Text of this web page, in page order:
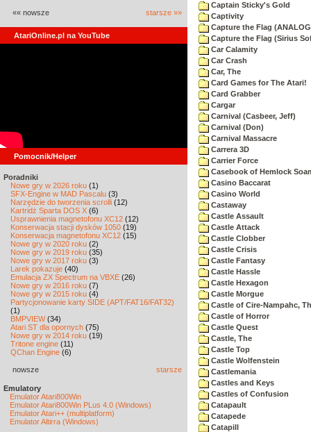
«« nowsze starsze »»
AtariOnline.pl na YouTube
Pomocnik/Helper
Poradniki
Nowe gry w 2026 roku (1)
SFX-Engine w MAD Pascalu (3)
Narzędzie do tworzenia scrolli (12)
Kartridż Sparta DOS X (6)
Usprawnienia magnetofonu XC12 (12)
Konserwacja stacji dysków 1050 (19)
Konserwacja magnetofonu XC12 (15)
Nowe gry w 2020 roku (2)
Nowe gry w 2019 roku (35)
Nowe gry w 2017 roku (3)
Larek pokazuje (40)
Emulacja ZX Spectrum na VBXE (26)
Nowe gry w 2016 roku (7)
Nowe gry w 2015 roku (4)
Partycjonowanie karty SIDE (APT/FAT16/FAT32)
(1)
BMPVIEW(34)
Atari ST dla opornych (75)
Nowe gry w 2014 roku (19)
Tritone engine (11)
QChan Engine (6)
nowsze starsze
Emulatory
Emulator Atari800Win
Emulator Atari800Win PLus 4.0 (Windows)
Emulator Atari++ (multiplatform)
Emulator Altirra (Windows)
Captain Sticky's Gold
Captivity
Capture the Flag
Capture the Flag (Sirius
Car Calamity
Car Crash
Car, The
Card Games for The Atari!
Card Grabber
Cargar
Carnival (Casbeer, Jeff)
Carnival (Don)
Carnival Massacre
Carrera 3D
Carrier Force
Casebook of Hemlock
Casino Baccarat
Casino World
Castaway
Castle Assault
Castle Attack
Castle Clobber
Castle Crisis
Castle Fantasy
Castle Hassle
Castle Hexagon
Castle Morgue
Castle of Cire-Nampahc,
Castle of Horror
Castle Quest
Castle, The
Castle Top
Castle Wolfenstein
Castlemania
Castles and Keys
Castles of Confusion
Catapault
Catapede
Catapill